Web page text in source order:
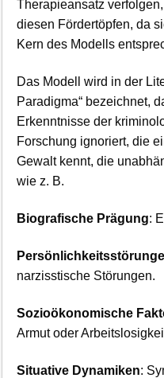
Therapieansatz
diesen Fördertöpfen, da
Kern des Modells
Das Modell wird in der
Paradigma“ bezeichnet,
Erkenntnisse der
Forschung ignoriert, die
Gewalt kennt, die
wie z. B.
Biografische Prägung:
narzisstische Störungen.
Sozioökonomische
Armut oder
Situative Dynamiken: